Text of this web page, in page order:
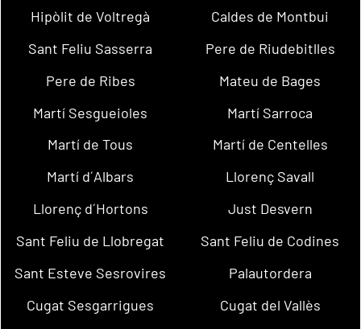
Hipòlit de Voltregà
Caldes de Montbui
Sant Feliu Sasserra
Pere de Riudebitlles
Pere de Ribes
Mateu de Bages
Martí Sesgueioles
Martí Sarroca
Martí de Tous
Martí de Centelles
Martí d´Albars
Llorenç Savall
Llorenç d´Hortons
Just Desvern
Sant Feliu de Llobregat
Sant Feliu de Codines
Sant Esteve Sesrovires
Palautordera
Cugat Sesgarrigues
Cugat del Vallès